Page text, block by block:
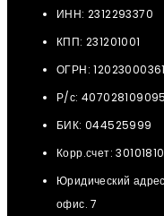
ИНН: 2312293370
КПП: 231201001
ОГРН:
Р/с:
БИК: 044525999
Корр.счет:
Юридический
офис. 7